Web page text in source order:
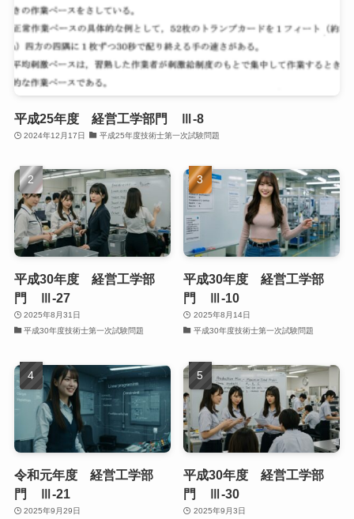
平成25年度 経営工学部門 Ⅲ-8
2024年12月17日 平成25年度技術士第一次試験問題
平成30年度 経営工学部
門 Ⅲ-27
2025年8月31日
平成30年度技術士第一次試験問題
平成30年度 経営工学部
門 Ⅲ-10
2025年8月14日
平成30年度技術士第一次試験問題
令和元年度 経営工学部
門 Ⅲ-21
2025年9月29日
平成30年度 経営工学部
門 Ⅲ-30
2025年9月3日